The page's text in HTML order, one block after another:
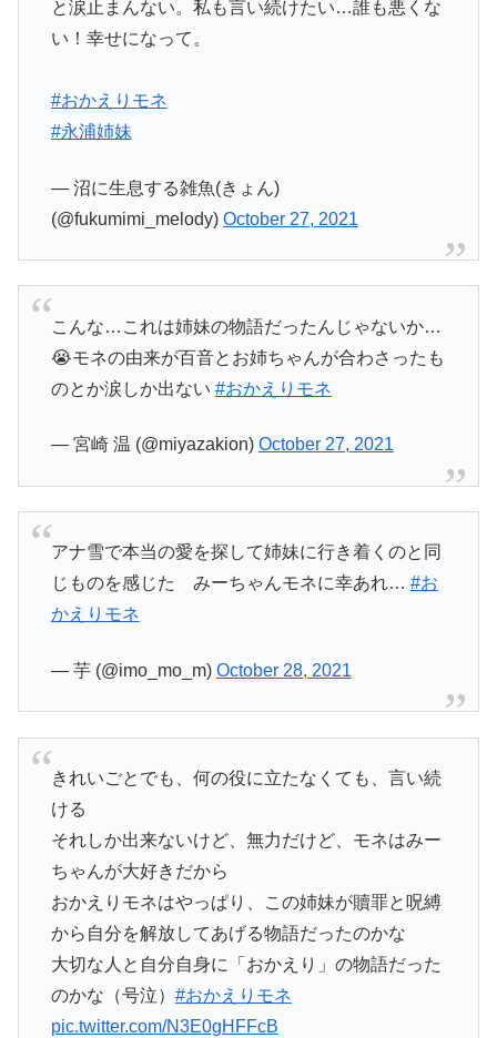
と涙止まんない。私も言い続けたい…誰も悪くな
い！幸せになって。
#おかえりモネ
#永浦姉妹
— 沼に生息する雑魚(きょん)
(@fukumimi_melody) October 27, 2021
こんな…これは姉妹の物語だったんじゃないか…
😭モネの由来が百音とお姉ちゃんが合わさったも
のとか涙しか出ない #おかえりモネ
— 宮崎 温 (@miyazakion) October 27, 2021
アナ雪で本当の愛を探して姉妹に行き着くのと同
じものを感じた みーちゃんモネに幸あれ… #お
かえりモネ
— 芋 (@imo_mo_m) October 28, 2021
きれいごとでも、何の役に立たなくても、言い続
ける
それしか出来ないけど、無力だけど、モネはみー
ちゃんが大好きだから
おかえりモネはやっぱり、この姉妹が贖罪と呪縛
から自分を解放してあげる物語だったのかな
大切な人と自分自身に「おかえり」の物語だった
のかな（号泣） #おかえりモネ
pic.twitter.com/N3E0gHFFcB